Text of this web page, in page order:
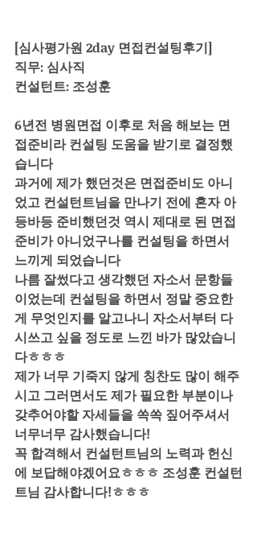
[심사평가원 2day 면접컨설팅후기]
직무: 심사직
컨설턴트: 조성훈
6년전 병원면접 이후로 처음 해보는 면
접준비라 컨설팅 도움을 받기로 결정했
습니다
과거에 제가 했던것은 면접준비도 아니
었고 컨설턴트님을 만나기 전에 혼자 아
등바등 준비했던것 역시 제대로 된 면접
준비가 아니었구나를 컨설팅을 하면서
느끼게 되었습니다
나름 잘썼다고 생각했던 자소서 문항들
이었는데 컨설팅을 하면서 정말 중요한
게 무엇인지를 알고나니 자소서부터 다
시쓰고 싶을 정도로 느낀 바가 많았습니
다ㅎㅎㅎ
제가 너무 기죽지 않게 칭찬도 많이 해주
시고 그러면서도 제가 필요한 부분이나
갖추어야할 자세들을 쏙쏙 짚어주셔서
너무너무 감사했습니다!
꼭 합격해서 컨설턴트님의 노력과 헌신
에 보답해야겠어요ㅎㅎㅎ 조성훈 컨설턴
트님 감사합니다!ㅎㅎㅎ